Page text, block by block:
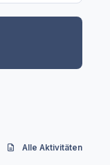
Alle Aktivitäten